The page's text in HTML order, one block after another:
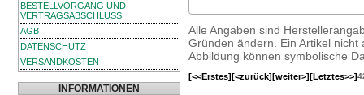
BESTELLVORGANG UND
VERTRAGSABSCHLUSS
AGB
DATENSCHUTZ
VERSANDKOSTEN
INFORMATIONEN
Alle Angaben sind
Gründen ändern. Ein Artikel
Abbildung können symbolische
[<<Erstes][<zurück][weiter>][Letztes>>]